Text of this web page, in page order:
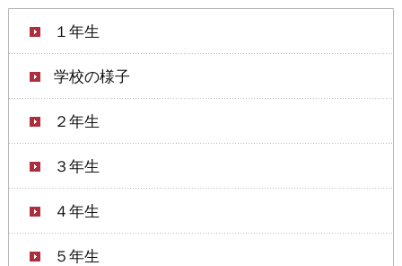
１年生
学校の様子
２年生
３年生
４年生
５年生